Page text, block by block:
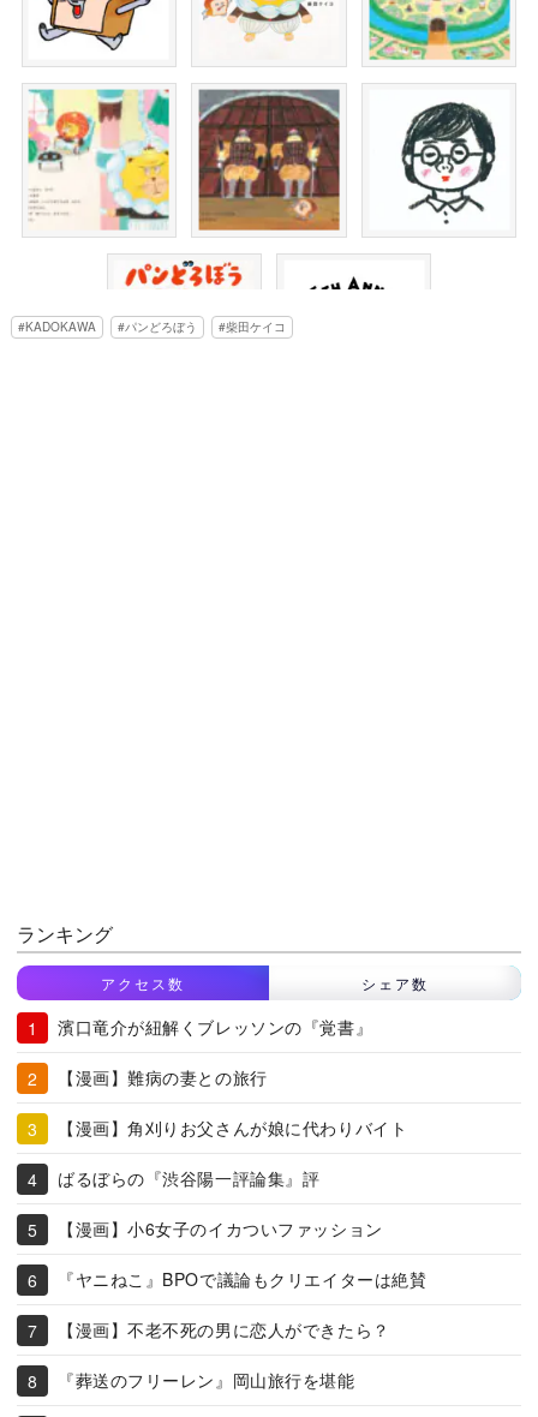
KADOKAWA パンどろぼう 柴田ケイコ
ランキング
アクセス数 シェア数
濱口竜介が紐解くブレッソンの『覚書』
【漫画】難病の妻との旅行
【漫画】角刈りお父さんが娘に代わりバイト
ばるぼらの『渋谷陽一評論集』評
【漫画】小6女子のイカついファッション
『ヤニねこ』BPOで議論もクリエイターは絶賛
【漫画】不老不死の男に恋人ができたら？
『葬送のフリーレン』岡山旅行を堪能